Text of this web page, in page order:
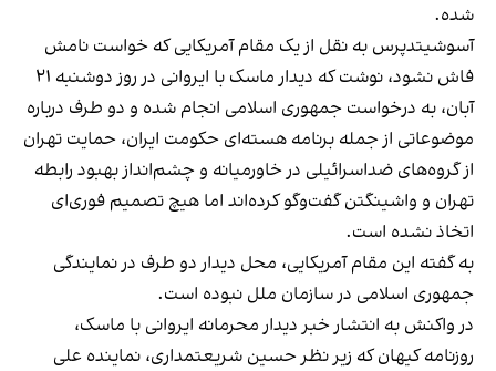
شده.
آسوشیتدپرس به نقل از یک مقام آمریکایی که خواست نامش
فاش نشود، نوشت که دیدار ماسک با ایروانی در روز دوشنبه ۲۱
آبان، به درخواست جمهوری اسلامی انجام شده و دو طرف درباره
موضوعاتی از جمله برنامه هسته‌ای حکومت ایران، حمایت تهران
از گروه‌های ضداسرائیلی در خاورمیانه و چشم‌انداز بهبود رابطه
تهران و واشینگتن گفت‌وگو کرده‌اند اما هیچ تصمیم فوری‌ای
اتخاذ نشده است.
به گفته این مقام آمریکایی، محل دیدار دو طرف در نمایندگی
جمهوری اسلامی در سازمان ملل نبوده است.
در واکنش به انتشار خبر دیدار محرمانه ایروانی با ماسک،
روزنامه کیهان که زیر نظر حسین شریعتمداری، نماینده علی